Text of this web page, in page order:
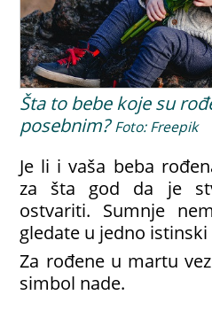
Šta to bebe koje su
posebnim?Foto: Freepik
Je li i vaša beba
za šta god da je
ostvariti. Sumnje
gledate u jedno
Za rođene u martu
simbol nade.